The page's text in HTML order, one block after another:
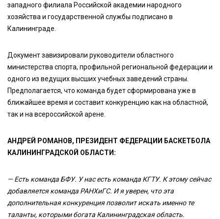
западного филиала Российской академии народного
хозяйства и государственной службы подписано в
Калининграде.
Документ завизировали руководители областного
министерства спорта, профильной региональной федерации и
одного из ведущих высших учебных заведений страны.
Предполагается, что команда будет сформирована уже в
ближайшее время и составит конкуренцию как на областной,
так и на всероссийской арене.
АНДРЕЙ РОМАНОВ, ПРЕЗИДЕНТ ФЕДЕРАЦИИ БАСКЕТБОЛА
КАЛИНИНГРАДСКОЙ ОБЛАСТИ:
—Есть команда БФУ. У нас есть команда КГТУ. К этому сейчас
добавляется команда РАНХиГС. И я уверен, что эта
дополнительная конкуренция позволит искать именно те
таланты, которыми богата Калининградская область.